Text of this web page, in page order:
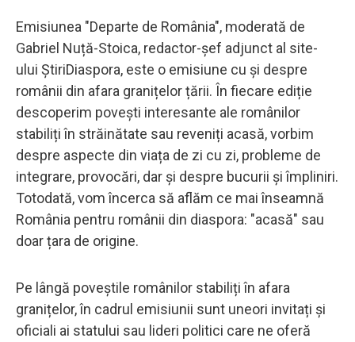
Emisiunea "Departe de România", moderată de
Gabriel Nuță-Stoica, redactor-șef adjunct al site-
ului ȘtiriDiaspora, este o emisiune cu și despre
românii din afara granițelor țării. În fiecare ediție
descoperim povești interesante ale românilor
stabiliți în străinătate sau reveniți acasă, vorbim
despre aspecte din viața de zi cu zi, probleme de
integrare, provocări, dar și despre bucurii și împliniri.
Totodată, vom încerca să aflăm ce mai înseamnă
România pentru românii din diaspora: "acasă" sau
doar țara de origine.
Pe lângă poveștile românilor stabiliți în afara
granițelor, în cadrul emisiunii sunt uneori invitați și
oficiali ai statului sau lideri politici care ne oferă